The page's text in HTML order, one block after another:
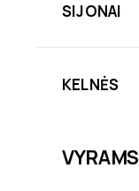
SIJONAI
KELNĖS
VYRAMS